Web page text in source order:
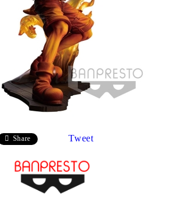
Share Tweet